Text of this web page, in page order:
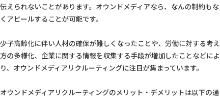
伝えられないことがあります。オウンドメディアなら、なんの制約もな
くアピールすることが可能です。
少子高齢化に伴い人材の確保が難しくなったことや、労働に対する考え
方の多様化、企業に関する情報を収集する手段が増加したことなどによ
り、オウンドメディアリクルーティングに注目が集まっています。
オウンドメディアリクルーティングのメリット・デメリットは以下の通